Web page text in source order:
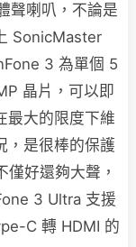
聲喇叭，不論是
SonicMaster
3 為單個 5
晶片，可以即
最大的限度下維
，是很棒的保護
好還夠大聲，
3 Ultra 支援
C 轉 HDMI 的